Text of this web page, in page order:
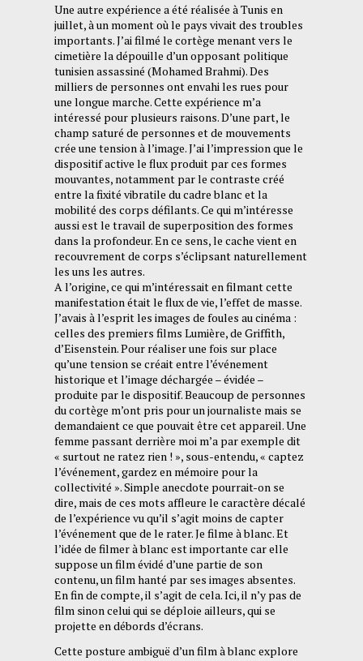
Une autre expérience a été réalisée à Tunis en
juillet, à un moment où le pays vivait des troubles
importants. J’ai filmé le cortège menant vers le
cimetière la dépouille d’un opposant politique
tunisien assassiné (Mohamed Brahmi). Des
milliers de personnes ont envahi les rues pour
une longue marche. Cette expérience m’a
intéressé pour plusieurs raisons. D’une part, le
champ saturé de personnes et de mouvements
crée une tension à l’image. J’ai l’impression que le
dispositif active le flux produit par ces formes
mouvantes, notamment par le contraste créé
entre la fixité vibratile du cadre blanc et la
mobilité des corps défilants. Ce qui m’intéresse
aussi est le travail de superposition des formes
dans la profondeur. En ce sens, le cache vient en
recouvrement de corps s’éclipsant naturellement
les uns les autres.
A l’origine, ce qui m’intéressait en filmant cette
manifestation était le flux de vie, l’effet de masse.
J’avais à l’esprit les images de foules au cinéma :
celles des premiers films Lumière, de Griffith,
d’Eisenstein. Pour réaliser une fois sur place
qu’une tension se créait entre l’événement
historique et l’image déchargée – évidée –
produite par le dispositif. Beaucoup de personnes
du cortège m’ont pris pour un journaliste mais se
demandaient ce que pouvait être cet appareil. Une
femme passant derrière moi m’a par exemple dit
« surtout ne ratez rien ! », sous-entendu, « captez
l’événement, gardez en mémoire pour la
collectivité ». Simple anecdote pourrait-on se
dire, mais de ces mots affleure le caractère décalé
de l’expérience vu qu’il s’agit moins de capter
l’événement que de le rater. Je filme à blanc. Et
l’idée de filmer à blanc est importante car elle
suppose un film évidé d’une partie de son
contenu, un film hanté par ses images absentes.
En fin de compte, il s’agit de cela. Ici, il n’y pas de
film sinon celui qui se déploie ailleurs, qui se
projette en débords d’écrans.
Cette posture ambiguë d’un film à blanc explore